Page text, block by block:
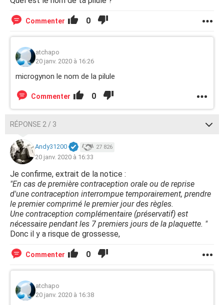
Commenter 0
atchapo
20 janv. 2020 à 16:26
microgynon le nom de la pilule
Commenter 0
RÉPONSE 2 / 3
Andy31200 27 826
20 janv. 2020 à 16:33
Je confirme, extrait de la notice :
"En cas de première contraception orale ou de reprise
d'une contraception interrompue temporairement, prendre
le premier comprimé le premier jour des règles.
Une contraception complémentaire (préservatif) est
nécessaire pendant les 7 premiers jours de la plaquette. "
Donc il y a risque de grossesse,
Commenter 0
atchapo
20 janv. 2020 à 16:38